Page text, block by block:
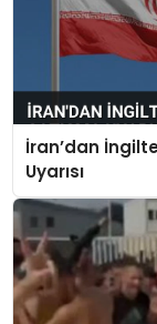
İran’dan
Uyarısı